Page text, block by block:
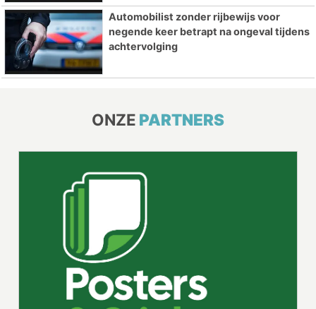
Automobilist zonder rijbewijs voor
negende keer betrapt na ongeval tijdens
achtervolging
ONZE PARTNERS